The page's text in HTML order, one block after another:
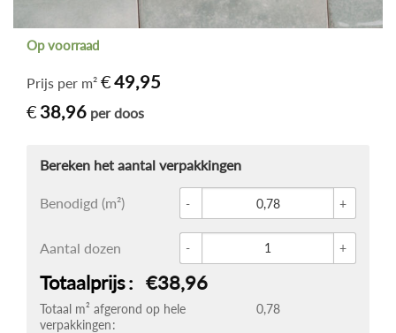
Prijs per m² €49,95
€ 38,96 per doos
Op voorraad
Benodigd (m²)
Aantal dozen
Totaal m² afgerond op hele
verpakkingen
0,78
Totaalprijs €38,96